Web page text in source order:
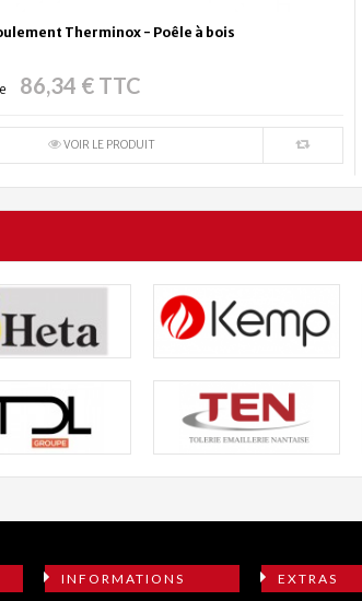
Therminox - Poêle à bois
86,34 € TTC
VOIR LE PRODUIT
INFORMATIONS EXTRAS